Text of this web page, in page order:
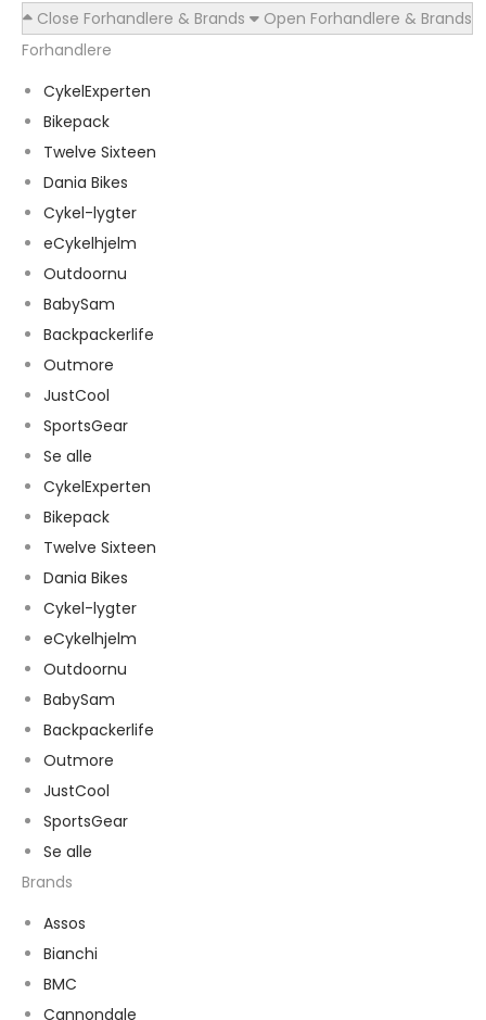
Close Forhandlere & Brands
Open Forhandlere & Brands
Forhandlere
CykelExperten
Bikepack
Twelve Sixteen
Dania Bikes
Cykel-lygter
eCykelhjelm
Outdoornu
BabySam
Backpackerlife
Outmore
JustCool
SportsGear
Se alle
CykelExperten
Bikepack
Twelve Sixteen
Dania Bikes
Cykel-lygter
eCykelhjelm
Outdoornu
BabySam
Backpackerlife
Outmore
JustCool
SportsGear
Se alle
Brands
Assos
Bianchi
BMC
Cannondale